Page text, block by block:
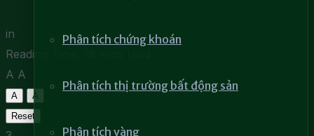
Phân tích chứng khoán
Phân tích thị trường bất động sản
Phân tích vàng
in
Học phân tích kỹ thuật
Reading Time: 18 mins read
A A
A
A
Reset